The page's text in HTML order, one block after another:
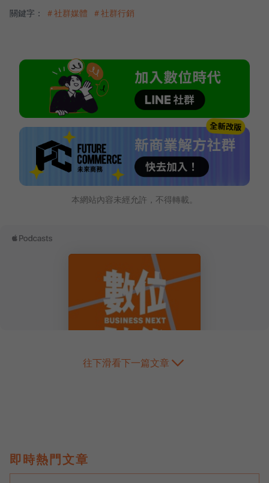
關鍵字： ＃社群媒體 ＃社群行銷
本網站內容未經允許，不得轉載。
往下滑看下一篇文章
即時熱門文章